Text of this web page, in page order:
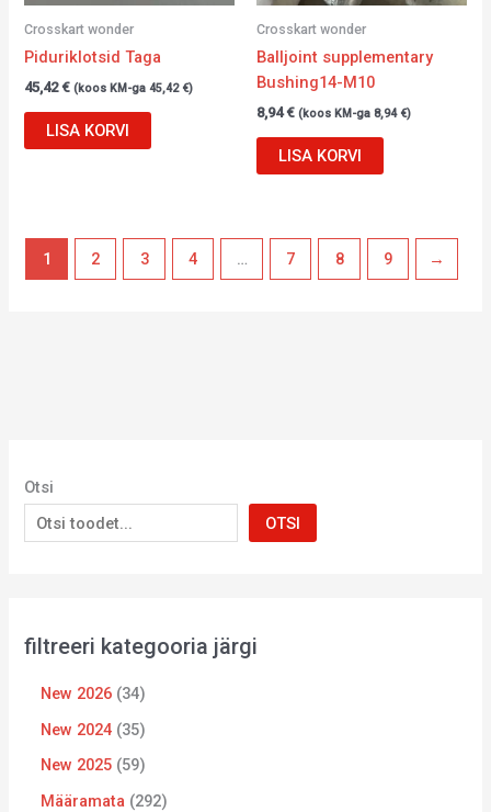
Otsi
OTSI
filtreeri kategooria järgi
New 2026 34
New 2024 35
New 2025 59
Määramata 292
Crosskart wonder
Piduriklotsid Taga
45,42€ (koos KM-ga45,42 €)
LISA KORVI
Crosskart wonder
Balljoint supplementary
Bushing14-M10
8,94€ (koos KM-ga 8,94 €)
LISA KORVI
1 2 3 4 … 7 8 9 →